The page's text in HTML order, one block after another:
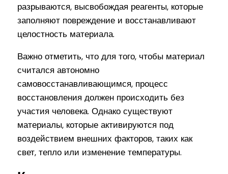
разрываются, высвобождая реагенты, которые
заполняют повреждение и восстанавливают
целостность материала.
Важно отметить, что для того, чтобы материал
считался автономно
самовосстанавливающимся, процесс
восстановления должен происходить без
участия человека. Однако существуют
материалы, которые активируются под
воздействием внешних факторов, таких как
свет, тепло или изменение температуры.